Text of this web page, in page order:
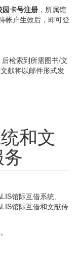
园卡号注册 ，所属馆
帐户生效后，即可登
检索到所需图书/文
献将以邮件形式发
和文
馆际互借系统、
馆际互借和文献传